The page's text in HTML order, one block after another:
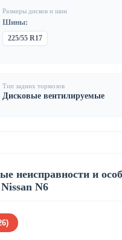
Размеры дисков и шин
Шины:
225/55 R17
Тип задних тормозов
Дисковые вентилируемые
неисправности и
N6